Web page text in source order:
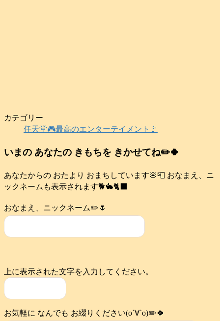
カテゴリー
任天堂🎮️最高のエンターテイメント🚩
いまの あなたの きもちを きかせてね✏️🍀
あなたからの おたより おまちしています🌸📮 おなまえ、ニ
ックネームも表示されます🐕️🐇🐈‍⬛
おなまえ、ニックネーム✏️🌷
上に表示された文字を入力してください。
お気軽に なんでも お綴りください(о´∀`о)✏️🍀